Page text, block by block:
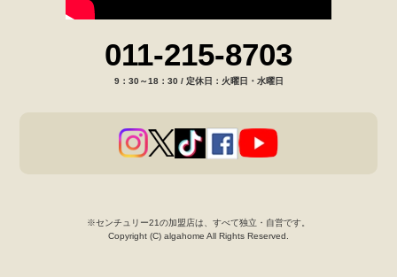
011-215-8703
9：30～18：30 / 定休日：火曜日・水曜日
※センチュリー21の加盟店は、すべて独立・自営です。
Copyright (C) algahome All Rights Reserved.